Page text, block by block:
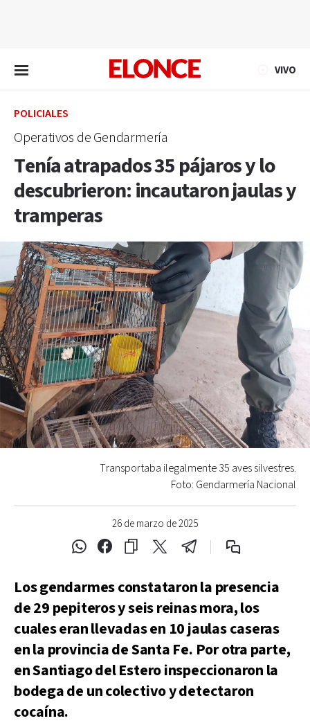
VIVO
POLICIALES
Operativos de Gendarmería
Tenía atrapados 35 pájaros y lo
descubrieron: incautaron jaulas y
tramperas
26 de marzo de 2025
Transportaba ilegalmente 35 aves silvestres.
Foto: Gendarmería Nacional
Los gendarmes constataron la presencia
de 29 pepiteros y seis reinas mora, los
cuales eran llevadas en 10 jaulas caseras
en la provincia de Santa Fe. Por otra parte,
en Santiago del Estero inspeccionaron la
bodega de un colectivo y detectaron
cocaína.